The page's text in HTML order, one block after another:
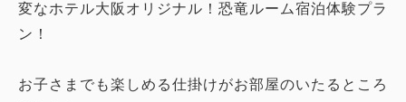
変なホテル大阪オリジナル！恐竜ルーム宿泊体験プラ
ン！
お子さまでも楽しめる仕掛けがお部屋のいたるところ